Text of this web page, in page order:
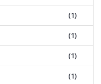
(1)
(1)
(1)
(1)